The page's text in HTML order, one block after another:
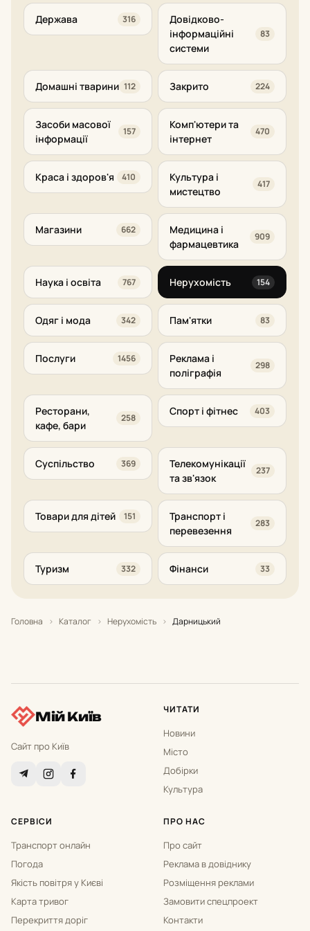
Держава 316
Довідково-
інформаційні
системи
83
Домашні тварини 112 Закрито 224
Засоби масової
інформації
157
Комп'ютери та
інтернет
470
Краса і здоров'я 410
Культура і
мистецтво
417
Магазини 662
Медицина і
фармацевтика
909
Наука і освіта 767 Нерухомість 154
Одяг і мода 342 Пам'ятки 83
Послуги 1456
Реклама і
поліграфія
298
Ресторани,
кафе, бари
258
Спорт і фітнес 403
Суспільство 369
Телекомунікації
та зв'язок
237
Товари для дітей 151
Транспорт і
перевезення
283
Туризм 332 Фінанси 33
Головна › Каталог › Нерухомість › Дарницький
Мій Київ
Сайт про Київ
ЧИТАТИ
Новини
Місто
Добірки
Культура
СЕРВІСИ
Транспорт онлайн
Погода
Якість повітря у Києві
Карта тривог
Перекриття доріг
ПРО НАС
Про сайт
Реклама в довіднику
Розміщення реклами
Замовити спецпроект
Контакти